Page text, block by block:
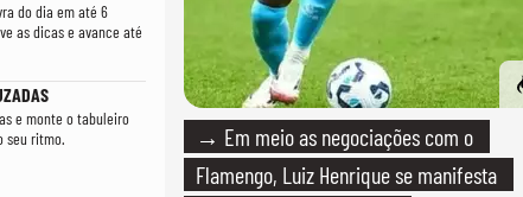
do dia em até 6
as dicas e avance até
e monte o tabuleiro
seu ritmo.
→ Em meio as negociações com o
Flamengo, Luiz Henrique se manifesta